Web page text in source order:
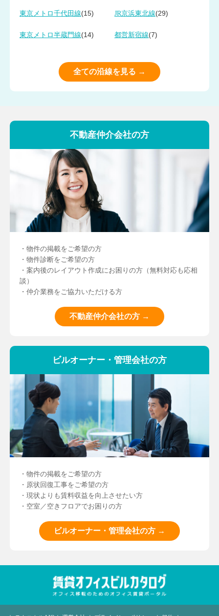
東京メトロ千代田線(15) JR京浜東北線(29)
東京メトロ半蔵門線(14) 都営新宿線(7)
全ての沿線を見る →
不動産仲介会社の方
・物件の掲載をご希望の方
・物件診断をご希望の方
・案内後のレイアウト作成にお困りの方（無料対応も応相
談）
・仲介業務をご協力いただける方
不動産仲介会社の方 →
ビルオーナー・管理会社の方
・物件の掲載をご希望の方
・原状回復工事をご希望の方
・現状よりも賃料収益を向上させたい方
・空室／空きフロアでお困りの方
ビルオーナー・管理会社の方 →